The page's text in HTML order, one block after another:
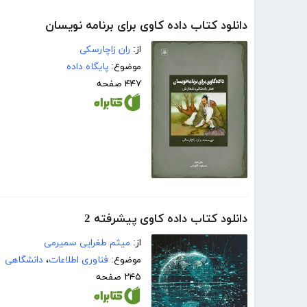
دانلود کتاب داده کاوی برای برنامه نویسان
از: ران زاچارسکی
موضوع: پایگاه داده
۴۴۷ صفحه
دانلود کتاب داده کاوی پیشرفته 2
از: میثم طغرایی سمیرمی
موضوع: فناوری اطلاعات، دانشگاهی
۲۴۵ صفحه